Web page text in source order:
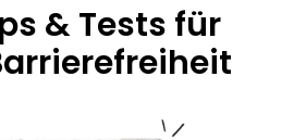
& Tests für